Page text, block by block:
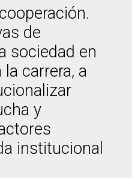
de
sociedad en
carrera, a
y
institucional